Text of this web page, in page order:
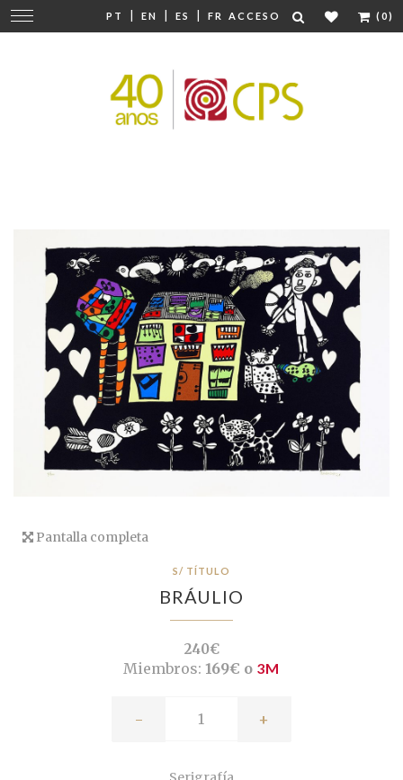
PT | EN | ES | FR ACCESO (0)
Cambiar
navegación
Pantalla completa
S/ TÍTULO
BRÁULIO
240€
Miembros: 169€ o 3M
- +